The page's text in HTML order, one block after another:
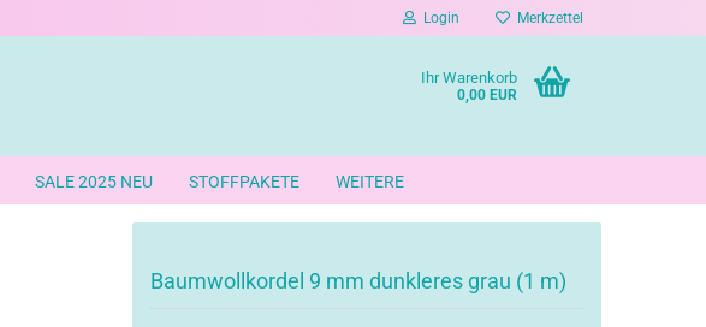
Login Merkzettel
Ihr Warenkorb
0,00 EUR
SALE 2025 NEU STOFFPAKETE WEITERE
Baumwollkordel 9 mm dunkleres grau (1 m)